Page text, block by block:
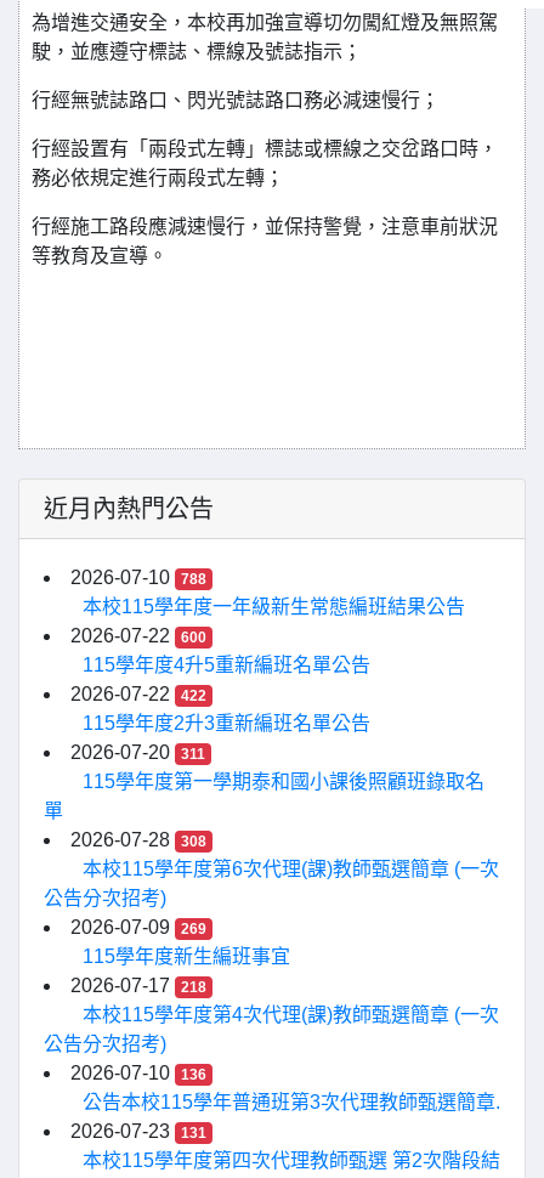
為增進交通安全，本校再加強宣導切勿闖紅燈及無照駕
駛，並應遵守標誌、標線及號誌指示；
行經無號誌路口、閃光號誌路口務必減速慢行；
行經設置有「兩段式左轉」標誌或標線之交岔路口時，
務必依規定進行兩段式左轉；
行經施工路段應減速慢行，並保持警覺，注意車前狀況
等教育及宣導。
近月內熱門公告
2026-07-10 788
本校115學年度一年級新生常態編班結果公告
2026-07-22
600
115學年度4升5重新編班名單公告
2026-07-22
422
115學年度2升3重新編班名單公告
2026-07-20
311
115學年度第一學期泰和國小課後照顧班錄取名
單
2026-07-28
308
本校115學年度第6次代理(課)教師甄選簡章 (一次
公告分次招考)
2026-07-09
269
115學年度新生編班事宜
2026-07-17
218
本校115學年度第4次代理(課)教師甄選簡章 (一次
公告分次招考)
2026-07-10
136
公告本校115學年普通班第3次代理教師甄選簡章.
2026-07-23
131
本校115學年度第四次代理教師甄選 第2次階段結